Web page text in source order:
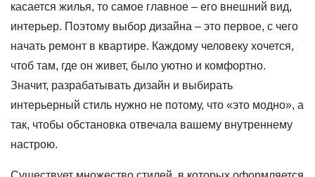
касается жилья, то самое главное – его внешний вид,
интерьер. Поэтому выбор дизайна – это первое, с чего
начать ремонт в квартире. Каждому человеку хочется,
чтоб там, где он живет, было уютно и комфортно.
Значит, разрабатывать дизайн и выбирать
интерьерный стиль нужно не потому, что «это модно», а
так, чтобы обстановка отвечала вашему внутреннему
настрою.